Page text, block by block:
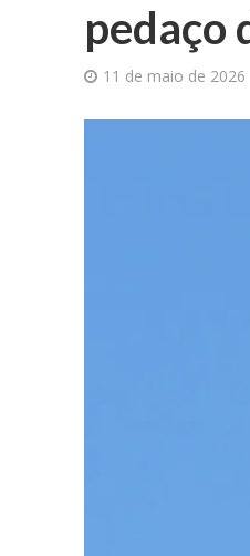
pedaço
11 de maio de 2026